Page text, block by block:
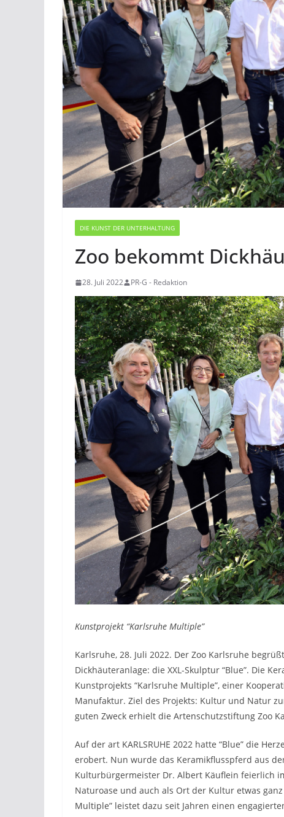
DIE KUNST DER UNTERHALTUNG
Zoo bekommt
28. Juli 2022 PR-G - Redaktion
Kunstprojekt “Karlsruhe Multiple”
Karlsruhe, 28. Juli 2022. Der Zoo Karlsruhe
Dickhäuteranlage: die XXL-Skulptur “Blue”. Die
Kunstprojekts “Karlsruhe Multiple”, einer
Manufaktur. Ziel des Projekts: Kultur und Natur
guten Zweck erhielt die Artenschutzstiftung Zoo
Auf der art KARLSRUHE 2022 hatte “Blue” die
erobert. Nun wurde das Keramikflusspferd aus
Kulturbürgermeister Dr. Albert Käuflein feierlich
Naturoase und auch als Ort der Kultur etwas
Multiple” leistet dazu seit Jahren einen